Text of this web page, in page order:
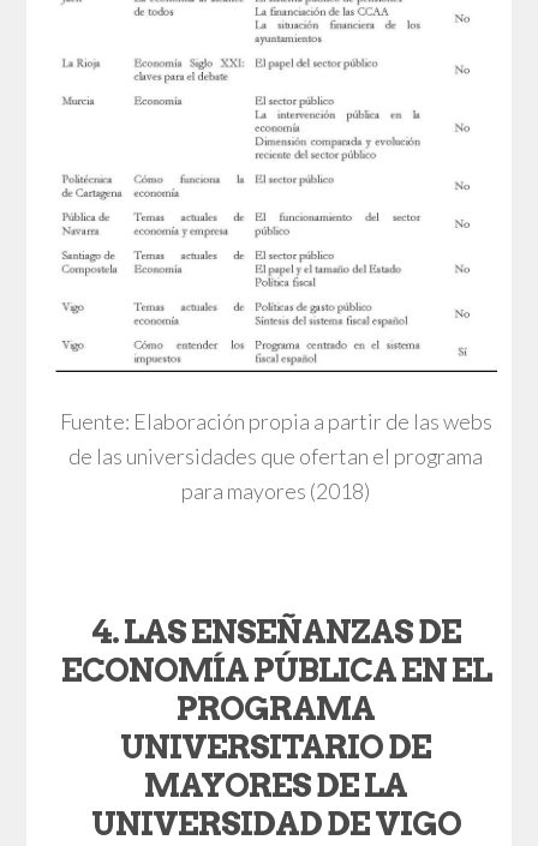
Fuente: Elaboración propia a partir de las webs
de las universidades que ofertan el programa
para mayores (2018)
4. LAS ENSEÑANZAS DE
ECONOMÍA PÚBLICA EN EL
PROGRAMA
UNIVERSITARIO DE
MAYORES DE LA
UNIVERSIDAD DE VIGO